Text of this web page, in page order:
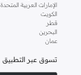
الإمارات العربية المتحدة
الكويت
قطر
البحرين
عمان
تسوق عبر التطبيق